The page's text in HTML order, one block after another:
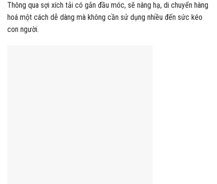
Thông qua sợi xích tải có gắn đầu móc, sẽ nâng hạ, di chuyển hàng
hoá một cách dễ dàng mà không cần sử dụng nhiều đến sức kéo
con người.